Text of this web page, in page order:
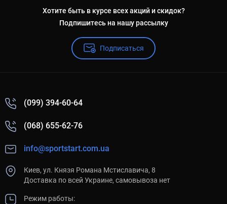
Хотите быть в курсе всех акций и скидок?
Подпишитесь на нашу рассылку
Подписаться
(099) 394-60-64
(068) 655-62-76
info@sportstart.com.ua
Киев, ул. Князя Романа Мстиславича, 8
Доставка по всей Украине, самовывоза нет
Режим работы: